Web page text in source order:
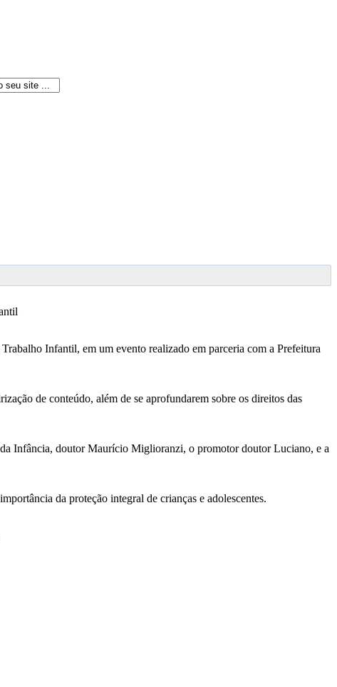
Infantil, em um evento realizado em parceria com a Prefeitura
de conteúdo, além de se aprofundarem sobre os direitos das
Infância, doutor Maurício Miglioranzi, o promotor doutor Luciano, e a
da proteção integral de crianças e adolescentes.